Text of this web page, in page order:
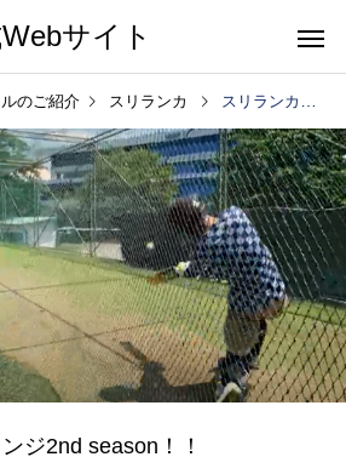
サイト
のご紹介 スリランカ スリランカチャレンジ2nd season！！
ジ2nd season！！